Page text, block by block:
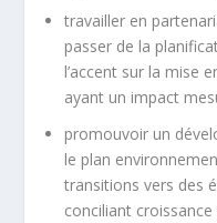
travailler en
passer de la
l’accent sur la mise
ayant un impact
promouvoir un
le plan
transitions vers des
conciliant